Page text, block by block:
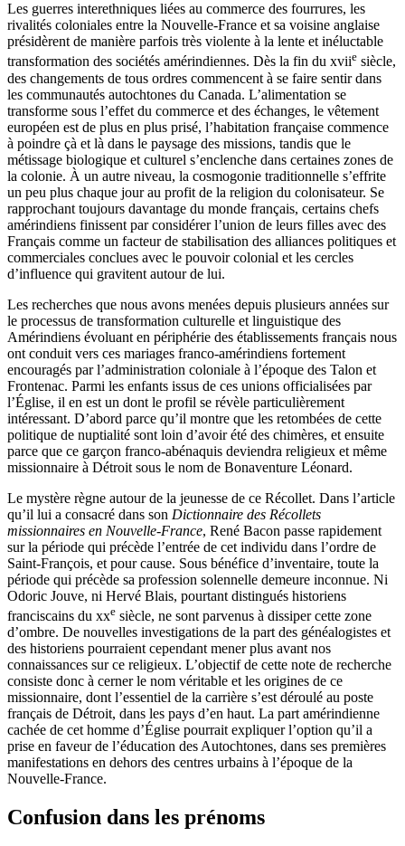
Les guerres interethniques liées au commerce des fourrures, les
rivalités coloniales entre la Nouvelle-France et sa voisine anglaise
présidèrent de manière parfois très violente à la lente et inéluctable
transformation des sociétés amérindiennes. Dès la fin du xviie siècle,
des changements de tous ordres commencent à se faire sentir dans
les communautés autochtones du Canada. L’alimentation se
transforme sous l’effet du commerce et des échanges, le vêtement
européen est de plus en plus prisé, l’habitation française commence
à poindre çà et là dans le paysage des missions, tandis que le
métissage biologique et culturel s’enclenche dans certaines zones de
la colonie. À un autre niveau, la cosmogonie traditionnelle s’effrite
un peu plus chaque jour au profit de la religion du colonisateur. Se
rapprochant toujours davantage du monde français, certains chefs
amérindiens finissent par considérer l’union de leurs filles avec des
Français comme un facteur de stabilisation des alliances politiques et
commerciales conclues avec le pouvoir colonial et les cercles
d’influence qui gravitent autour de lui.
Les recherches que nous avons menées depuis plusieurs années sur
le processus de transformation culturelle et linguistique des
Amérindiens évoluant en périphérie des établissements français nous
ont conduit vers ces mariages franco-amérindiens fortement
encouragés par l’administration coloniale à l’époque des Talon et
Frontenac. Parmi les enfants issus de ces unions officialisées par
l’Église, il en est un dont le profil se révèle particulièrement
intéressant. D’abord parce qu’il montre que les retombées de cette
politique de nuptialité sont loin d’avoir été des chimères, et ensuite
parce que ce garçon franco-abénaquis deviendra religieux et même
missionnaire à Détroit sous le nom de Bonaventure Léonard.
Le mystère règne autour de la jeunesse de ce Récollet. Dans l’article
qu’il lui a consacré dans son Dictionnaire des Récollets
missionnaires en Nouvelle-France, René Bacon passe rapidement
sur la période qui précède l’entrée de cet individu dans l’ordre de
Saint-François, et pour cause. Sous bénéfice d’inventaire, toute la
période qui précède sa profession solennelle demeure inconnue. Ni
Odoric Jouve, ni Hervé Blais, pourtant distingués historiens
franciscains du xxe siècle, ne sont parvenus à dissiper cette zone
d’ombre. De nouvelles investigations de la part des généalogistes et
des historiens pourraient cependant mener plus avant nos
connaissances sur ce religieux. L’objectif de cette note de recherche
consiste donc à cerner le nom véritable et les origines de ce
missionnaire, dont l’essentiel de la carrière s’est déroulé au poste
français de Détroit, dans les pays d’en haut. La part amérindienne
cachée de cet homme d’Église pourrait expliquer l’option qu’il a
prise en faveur de l’éducation des Autochtones, dans ses premières
manifestations en dehors des centres urbains à l’époque de la
Nouvelle-France.
Confusion dans les prénoms